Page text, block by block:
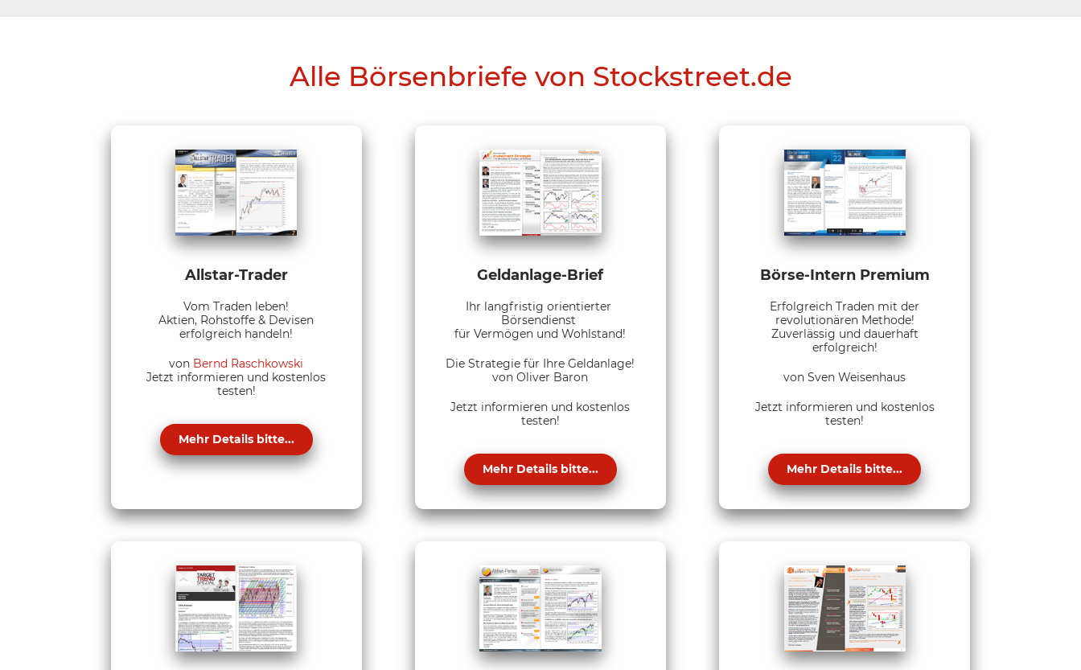
Alle Börsenbriefe von Stockstreet.de
Allstar-Trader
Vom Traden leben!
Aktien, Rohstoffe & Devisen
erfolgreich handeln!
von Bernd Raschkowski
Jetzt informieren und kostenlos
testen!
Mehr Details bitte...
Geldanlage-Brief
Ihr langfristig orientierter
Börsendienst
für Vermögen und Wohlstand!
Die Strategie für Ihre Geldanlage!
von Oliver Baron
Jetzt informieren und kostenlos
testen!
Mehr Details bitte...
Börse-Intern Premium
Erfolgreich Traden mit der
revolutionären Methode!
Zuverlässig und dauerhaft
erfolgreich!
von Sven Weisenhaus
Jetzt informieren und kostenlos
testen!
Mehr Details bitte...